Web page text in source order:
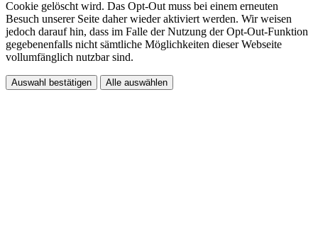
Cookie gelöscht wird. Das Opt-Out muss bei einem erneuten
Besuch unserer Seite daher wieder aktiviert werden. Wir weisen
jedoch darauf hin, dass im Falle der Nutzung der Opt-Out-Funktion
gegebenenfalls nicht sämtliche Möglichkeiten dieser Webseite
vollumfänglich nutzbar sind.
Auswahl bestätigen Alle auswählen